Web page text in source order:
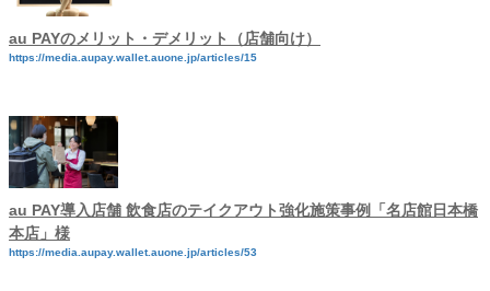
au PAYのメリット・デメリット（店舗向け）
https://media.aupay.wallet.auone.jp/articles/15
au PAY導入店舗 飲食店のテイクアウト強化施策事例「名店館日本橋
本店」様
https://media.aupay.wallet.auone.jp/articles/53